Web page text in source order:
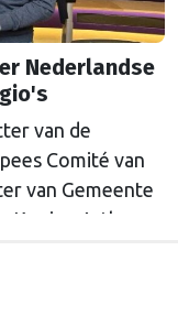
Nederlandse
van de
Comité van
van Gemeente
Koning Arthur
in hun